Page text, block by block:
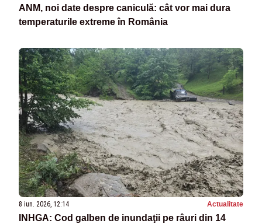
ANM, noi date despre caniculă: cât vor mai dura
temperaturile extreme în România
8 iun. 2026, 12:14 Actualitate
INHGA: Cod galben de inundaţii pe râuri din 14